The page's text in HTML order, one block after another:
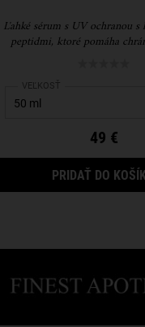
SET
Ľahké sérum s UV ochranou s
peptidmi, ktoré pomáha
Select a
VEĽKOSŤ
49 €
PRIDAŤ DO